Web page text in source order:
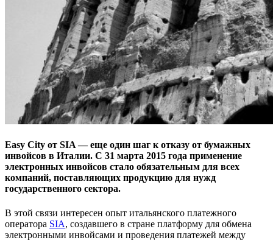
Easy City от SIA — еще один шаг к отказу от бумажных
инвойсов в Италии. C 31 марта 2015 года применение
электронных инвойсов стало обязательным для всех
компаний, поставляющих продукцию для нужд
государственного сектора.
В этой связи интересен опыт итальянского платежного
оператора SIA, создавшего в стране платформу для обмена
электронными инвойсами и проведения платежей между